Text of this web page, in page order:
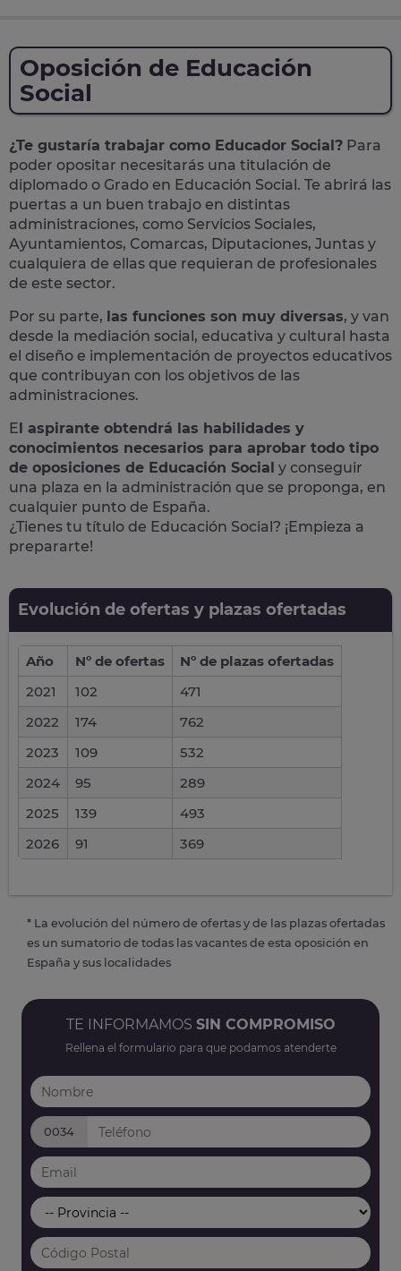
Oposición de Educación
Social
¿Te gustaría trabajar como Educador Social? Para
poder opositar necesitarás una titulación de
diplomado o Grado en Educación Social. Te abrirá las
puertas a un buen trabajo en distintas
administraciones, como Servicios Sociales,
Ayuntamientos, Comarcas, Diputaciones, Juntas y
cualquiera de ellas que requieran de profesionales
de este sector.
Por su parte, las funciones son muy diversas, y van
desde la mediación social, educativa y cultural hasta
el diseño e implementación de proyectos educativos
que contribuyan con los objetivos de las
administraciones.
El aspirante obtendrá las habilidades y
conocimientos necesarios para aprobar todo tipo
de oposiciones de Educación Social y conseguir
una plaza en la administración que se proponga, en
cualquier punto de España.
¿Tienes tu título de Educación Social? ¡Empieza a
prepararte!
Evolución de ofertas y plazas ofertadas
Año Nº de ofertas
Nº de plazas ofertadas
2021
102
471
2022
174
762
2023
109
532
2024
95
289
2025
139
493
2026
91 369
* La evolución del número de ofertas y de las plazas ofertadas
es un sumatorio de todas las vacantes de esta oposición en
España y sus localidades
TE INFORMAMOS SIN COMPROMISO
Rellena el formulario para que podamos atenderte
0034